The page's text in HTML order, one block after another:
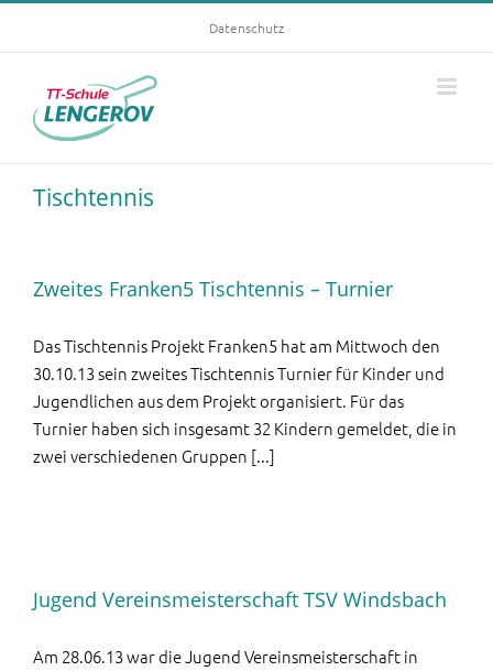
Datenschutz
Tischtennis
Zweites Franken5 Tischtennis – Turnier
Das Tischtennis Projekt Franken5 hat am Mittwoch den
30.10.13 sein zweites Tischtennis Turnier für Kinder und
Jugendlichen aus dem Projekt organisiert. Für das
Turnier haben sich insgesamt 32 Kindern gemeldet, die in
zwei verschiedenen Gruppen [...]
Jugend Vereinsmeisterschaft TSV Windsbach
Am 28.06.13 war die Jugend Vereinsmeisterschaft in